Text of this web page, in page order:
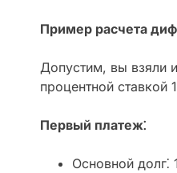
Пример расчета
Допустим, вы взяли
процентной ставкой
Первый платеж⁚
Основной